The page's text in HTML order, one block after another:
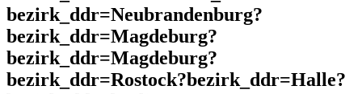
bezirk_ddr=Neubrandenburg?
bezirk_ddr=Magdeburg?
bezirk_ddr=Magdeburg?
bezirk_ddr=Rostock?bezirk_ddr=Halle?